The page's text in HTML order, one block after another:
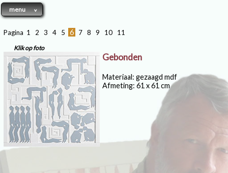
menu
Pagina 1 2 3 4 5 6 7 8 9 10 11
Klik op foto
Gebonden
Materiaal: gezaagd mdf
Afmeting: 61 x 61 cm